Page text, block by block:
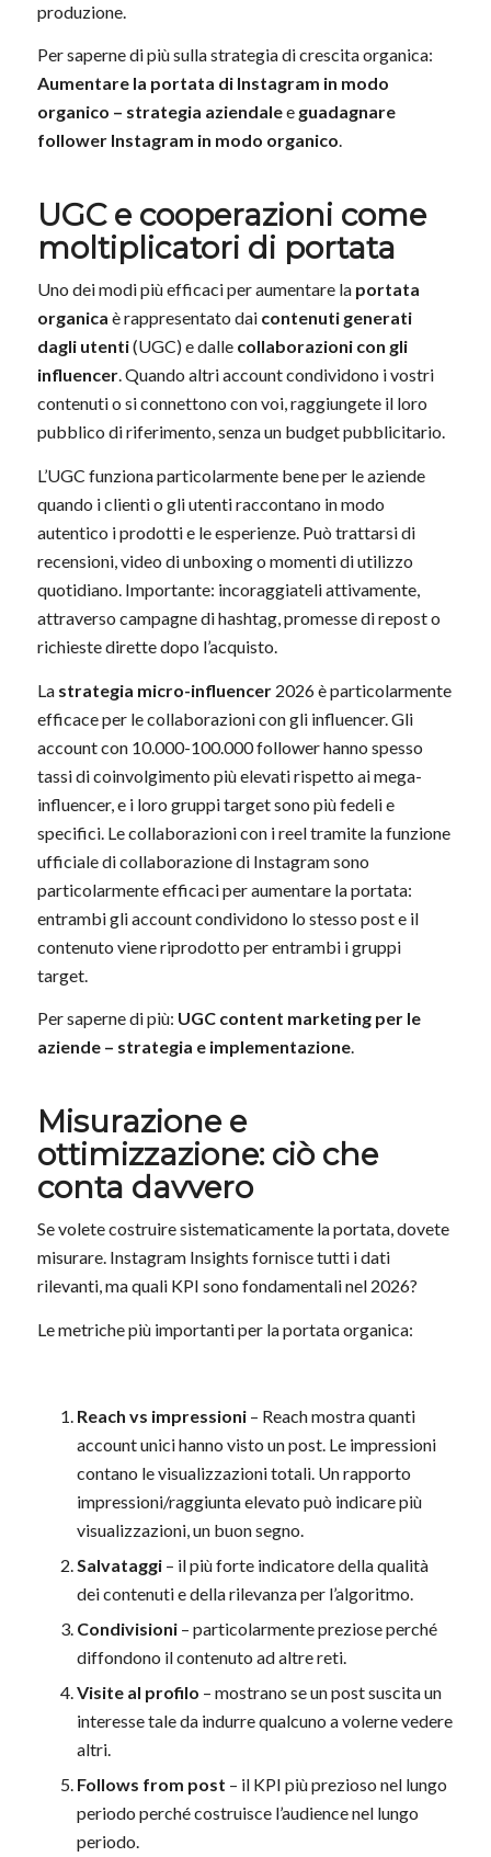
produzione.
Per saperne di più sulla strategia di crescita organica:
Aumentare la portata di Instagram in modo
organico – strategia aziendalee guadagnare
follower Instagram in modo organico.
UGC e cooperazioni come
moltiplicatori di portata
Uno dei modi più efficaci per aumentare la portata
organica è rappresentato dai contenuti generati
dagli utenti(UGC) e dalle collaborazioni con gli
influencer. Quando altri account condividono i vostri
contenuti o si connettono con voi, raggiungete il loro
pubblico di riferimento, senza un budget pubblicitario.
L’UGC funziona particolarmente bene per le aziende
quando i clienti o gli utenti raccontano in modo
autentico i prodotti e le esperienze. Può trattarsi di
recensioni, video di unboxing o momenti di utilizzo
quotidiano. Importante: incoraggiateli attivamente,
attraverso campagne di hashtag, promesse di repost o
richieste dirette dopo l’acquisto.
La strategia micro-influencer2026 è particolarmente
efficace per le collaborazioni con gli influencer. Gli
account con 10.000-100.000 follower hanno spesso
tassi di coinvolgimento più elevati rispetto ai mega-
influencer, e i loro gruppi target sono più fedeli e
specifici. Le collaborazioni con i reel tramite la funzione
ufficiale di collaborazione di Instagram sono
particolarmente efficaci per aumentare la portata:
entrambi gli account condividono lo stesso post e il
contenuto viene riprodotto per entrambi i gruppi
target.
Per saperne di più: UGC content marketing per le
aziende – strategia e implementazione.
Misurazione e
ottimizzazione: ciò che
conta davvero
Se volete costruire sistematicamente la portata, dovete
misurare. Instagram Insights fornisce tutti i dati
rilevanti, ma quali KPI sono fondamentali nel 2026?
Le metriche più importanti per la portata organica:
Reach vs impressioni– Reach mostra quanti
account unici hanno visto un post. Le impressioni
contano le visualizzazioni totali. Un rapporto
impressioni/raggiunta elevato può indicare più
visualizzazioni, un buon segno.
Salvataggi– il più forte indicatore della qualità
dei contenuti e della rilevanza per l’algoritmo.
Condivisioni– particolarmente preziose perché
diffondono il contenuto ad altre reti.
Visite al profilo – mostrano se un post suscita un
interesse tale da indurre qualcuno a volerne vedere
altri.
Follows from post – il KPI più prezioso nel lungo
periodo perché costruisce l’audience nel lungo
periodo.